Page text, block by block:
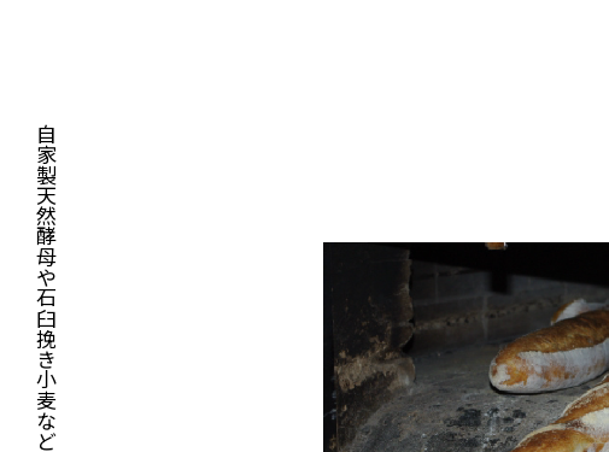
自家製天然酵母や石臼挽き小麦など